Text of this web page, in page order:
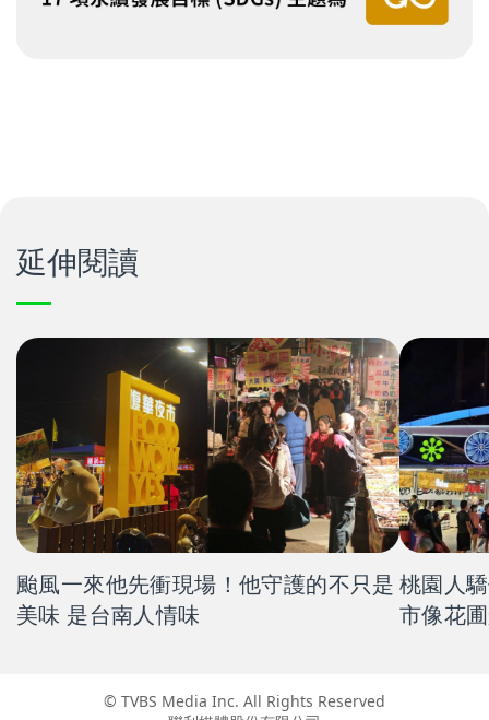
延伸閱讀
颱風一來他先衝現場！他守護的不只是
美味 是台南人情味
桃園人驕傲
市像花
© TVBS Media Inc. All Rights Reserved